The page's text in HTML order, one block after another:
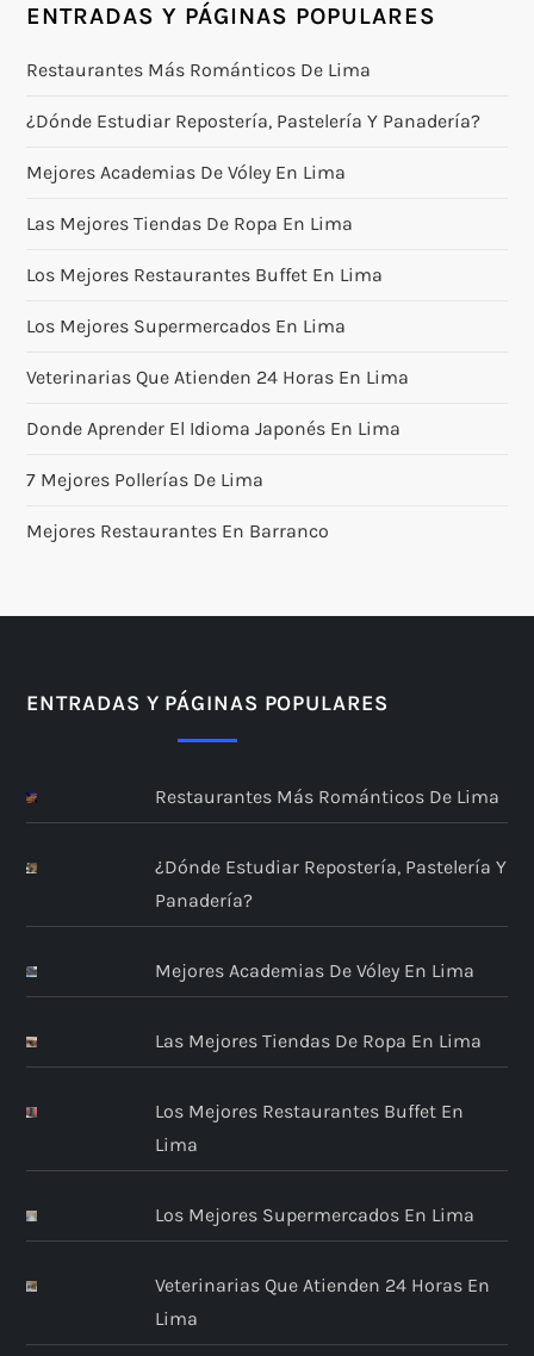
ENTRADAS Y PÁGINAS POPULARES
Restaurantes Más Románticos De Lima
¿Dónde Estudiar Repostería, Pastelería Y Panadería?
Mejores Academias De Vóley En Lima
Las Mejores Tiendas De Ropa En Lima
Los Mejores Restaurantes Buffet En Lima
Los Mejores Supermercados En Lima
Veterinarias Que Atienden 24 Horas En Lima
Donde Aprender El Idioma Japonés En Lima
7 Mejores Pollerías De Lima
Mejores Restaurantes En Barranco
ENTRADAS Y PÁGINAS POPULARES
Restaurantes Más Románticos De Lima
¿Dónde Estudiar Repostería, Pastelería Y
Panadería?
Mejores Academias De Vóley En Lima
Las Mejores Tiendas De Ropa En Lima
Los Mejores Restaurantes Buffet En
Lima
Los Mejores Supermercados En Lima
Veterinarias Que Atienden 24 Horas En
Lima